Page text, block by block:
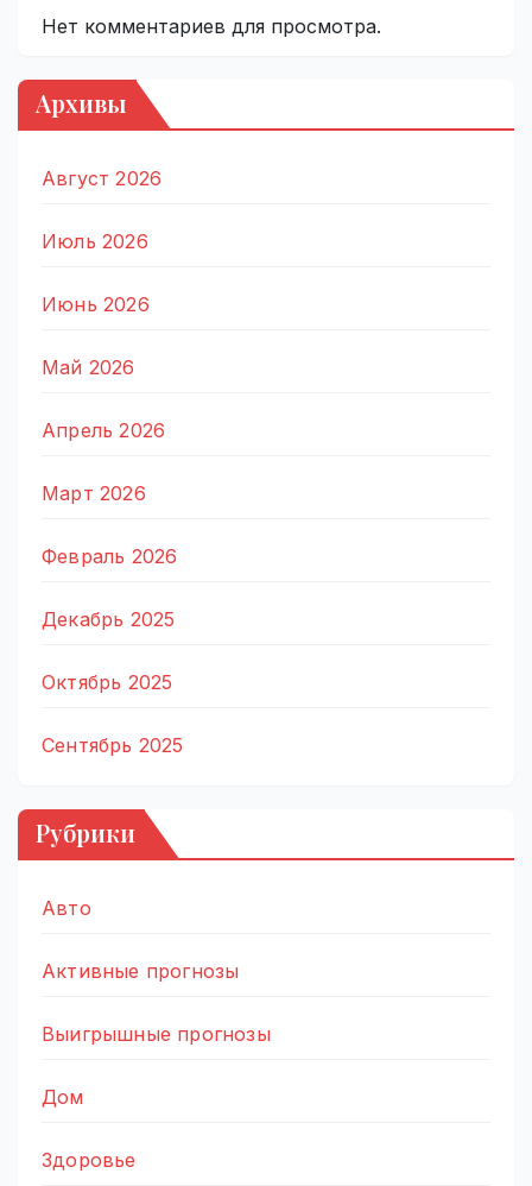
Нет комментариев для просмотра.
Архивы
Август 2026
Июль 2026
Июнь 2026
Май 2026
Апрель 2026
Март 2026
Февраль 2026
Декабрь 2025
Октябрь 2025
Сентябрь 2025
Рубрики
Авто
Активные прогнозы
Выигрышные прогнозы
Дом
Здоровье